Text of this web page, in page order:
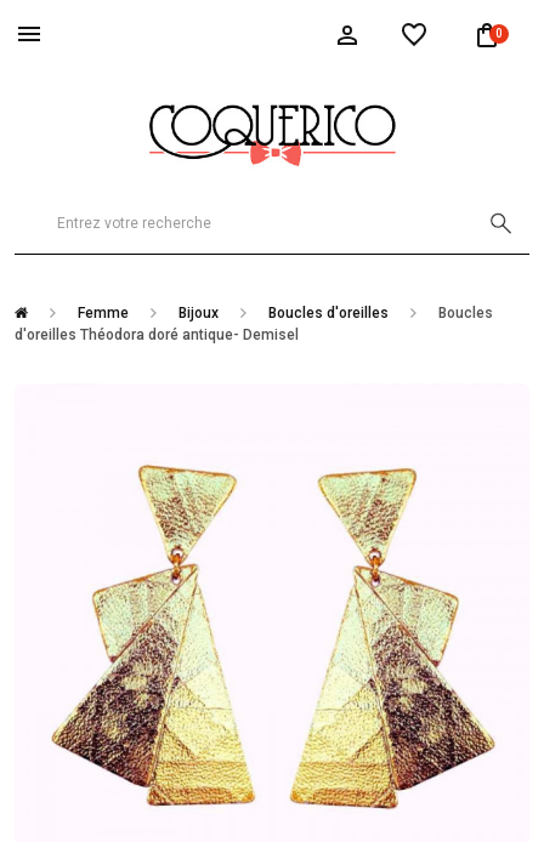
0
Femme Bijoux Boucles d'oreilles
Boucles
d'oreilles Théodora doré antique- Demisel